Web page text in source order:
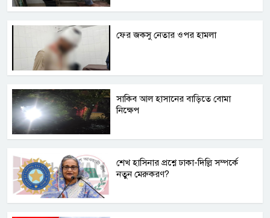
ফের জকসু নেতার ওপর হামলা
সাকিব আল হাসানের বাড়িতে বোমা
নিক্ষেপ
শেখ হাসিনার প্রশ্নে ঢাকা-দিল্লি সম্পর্কে
নতুন মেরুকরণ?